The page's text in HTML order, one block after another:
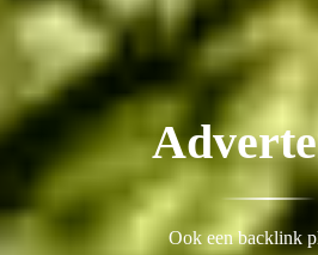
Ook een backlink